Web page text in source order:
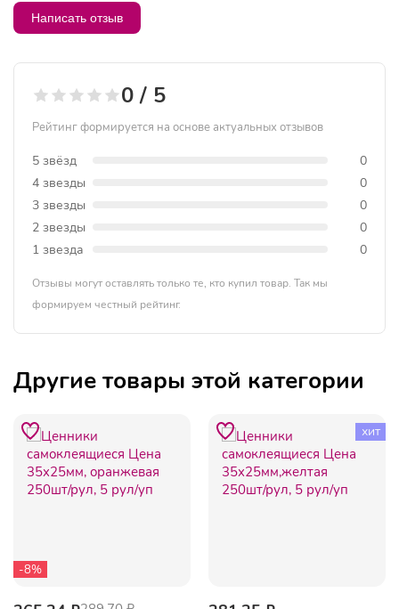
Написать отзыв
0 / 5
Рейтинг формируется на основе актуальных отзывов
5 звёзд
0
4 звезды
0
3 звезды
0
2 звезды
0
1 звезда
0
Отзывы могут оставлять только те, кто купил товар. Так мы
формируем честный рейтинг.
Другие товары этой категории
-8%
хит